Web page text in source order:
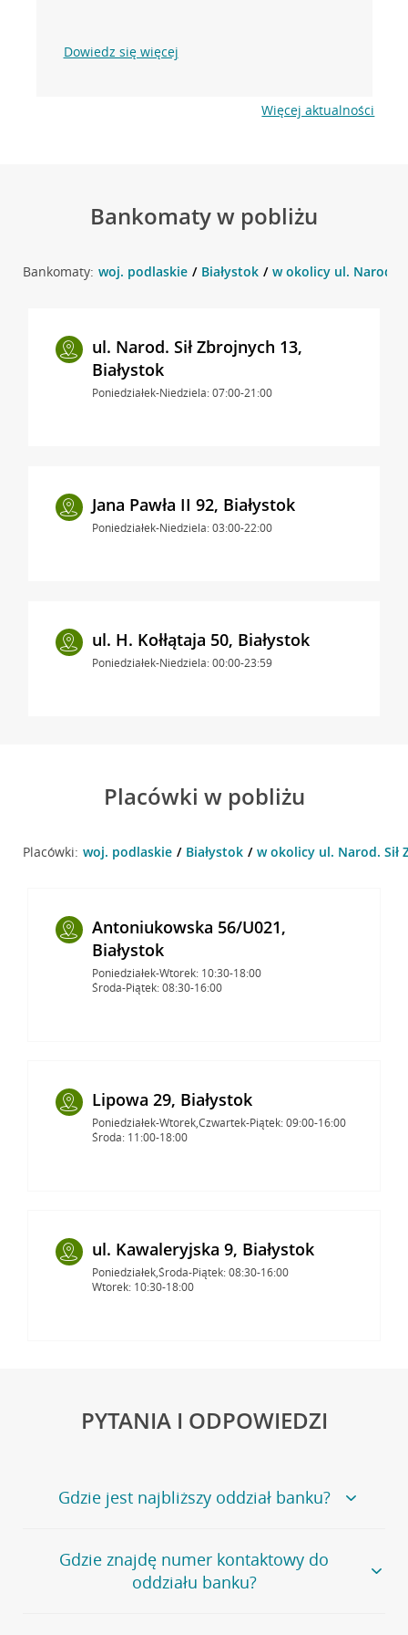
Dowiedz się więcej
Więcej aktualności
Bankomaty w pobliżu
Bankomaty: woj. podlaskie Białystok w okolicy ul. Narod.
ul. Narod. Sił Zbrojnych 13,
Białystok
Poniedziałek-Niedziela: 07:00-21:00
Jana Pawła II 92, Białystok
Poniedziałek-Niedziela: 03:00-22:00
ul. H. Kołłątaja 50, Białystok
Poniedziałek-Niedziela: 00:00-23:59
Placówki w pobliżu
Placówki: woj. podlaskie Białystok w okolicy ul. Narod. Sił
Antoniukowska 56/U021,
Białystok
Poniedziałek-Wtorek: 10:30-18:00
Środa-Piątek: 08:30-16:00
Lipowa 29, Białystok
Poniedziałek-Wtorek,Czwartek-Piątek: 09:00-16:00
Środa: 11:00-18:00
ul. Kawaleryjska 9, Białystok
Poniedziałek,Środa-Piątek: 08:30-16:00
Wtorek: 10:30-18:00
PYTANIA I ODPOWIEDZI
Gdzie jest najbliższy oddział banku?
Jeśli szukasz oddziału naszego banku, zapraszamy na
stronęPlacówki i bankomaty, na której znajduje się
wygodna wyszukiwarka.
Gdzie znajdę numer kontaktowy do
oddziału banku?